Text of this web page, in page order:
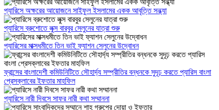
প্যারিসে অক্ষরের আয়োজনে সাইফুল ইসলামের একক আবৃত্তি সন্ধ্যা
প্যারিসে ব্রুশোতে লুক্স বারবুর সেলুনের যাত্রা শুরু
প্যারিসের মাক্সধমীতে তিন ভাই ফ্যাশন সেলুনের উদ্বোধন
ফ্রান্সের বাংলাদেশী কমিউনিটিতে সৌহার্দ্য সম্প্রীতির বন্ধনকে সুদূঢ় করতে প্যারিস বাংলা
প্রেসক্লাবের ইফতার মাহফিল
প্যারিসে নারী দিবসে সাফর নারী কথা সম্মাননা